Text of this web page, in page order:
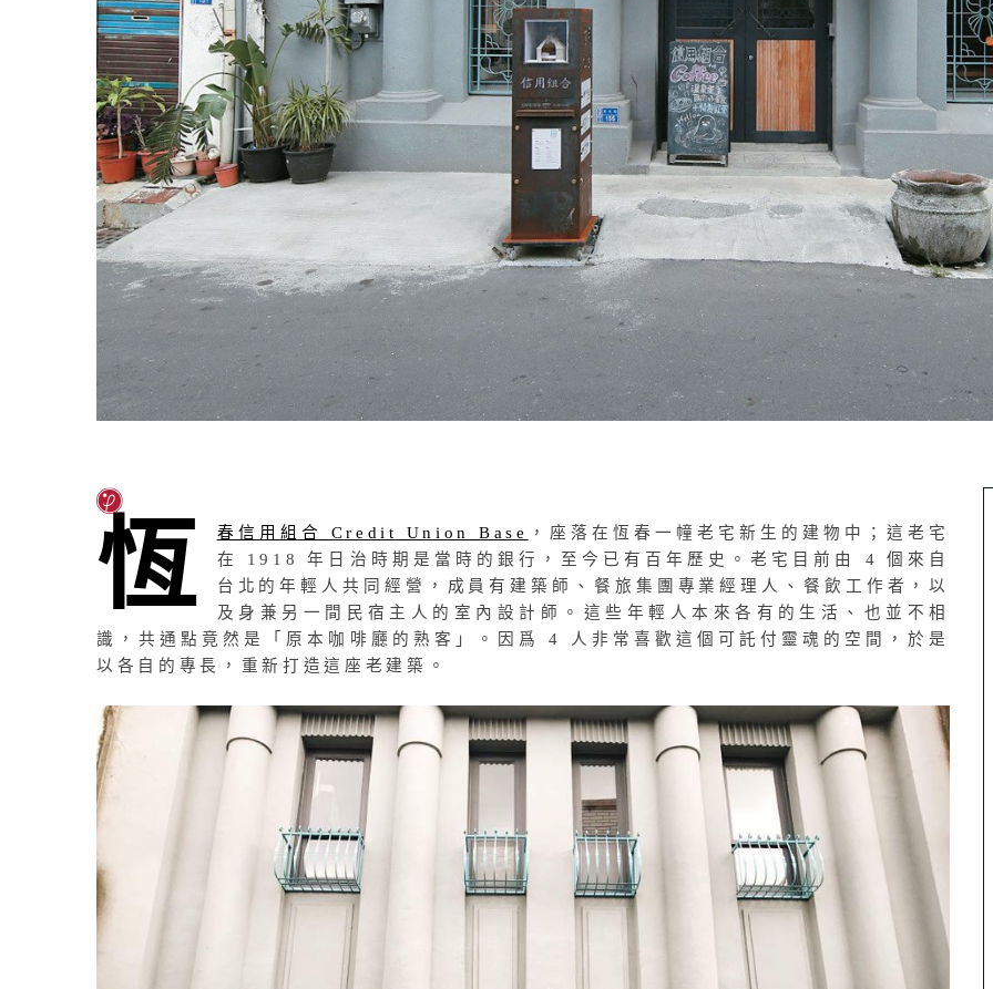
恆 春信用組合 Credit Union Base
，座落在恆春一幢老宅新生的建物中；這老宅
在 1918 年日治時期是當時的銀行，至今已有百年歷史。老宅目前由 4 個來自
台北的年輕人共同經營，成員有建築師、餐旅集團專業經理人、餐飲工作者，以
及身兼另一間民宿主人的室內設計師。這些年輕人本來各有的生活、也並不相
識，共通點竟然是「原本咖啡廳的熟客」。因爲 4 人非常喜歡這個可託付靈魂的空間，於是
以各自的專長，重新打造這座老建築。